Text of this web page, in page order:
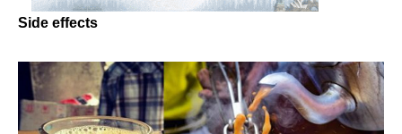
Side effects